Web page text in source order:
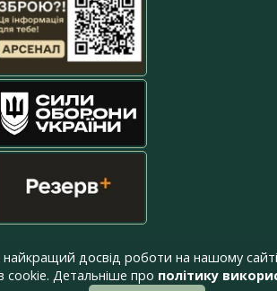
досвід роботи на нашому
cookie. Детальніше про політику